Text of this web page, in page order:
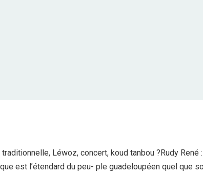
Léwoz, concert, koud tanbou ?Rudy René
est l’étendard du peu- ple guadeloupéen quel que